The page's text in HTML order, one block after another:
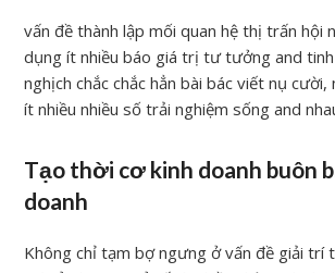
vấn đề thành lập mối quan hệ thị trấn hội
dụng ít nhiều báo giá trị tư tưởng and
nghịch chắc chắc hẳn bài bác viết nụ
ít nhiều nhiều số trải nghiệm sống and
Tạo thời cơ kinh doanh buôn
doanh
Không chỉ tạm bợ ngưng ở vấn đề giải trí